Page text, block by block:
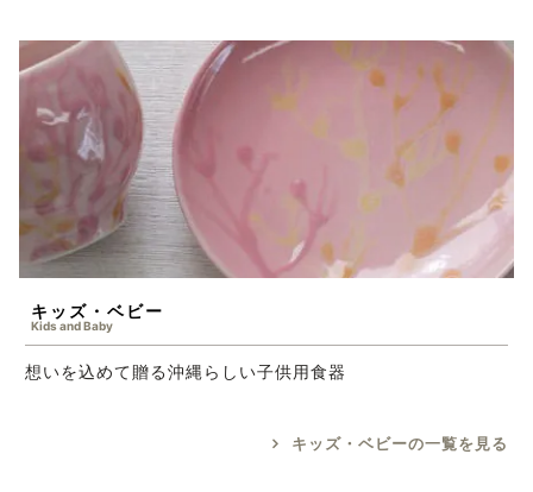
キッズ・ベビー
Kids and Baby
想いを込めて贈る沖縄らしい子供用食器
キッズ・ベビーの一覧を見る